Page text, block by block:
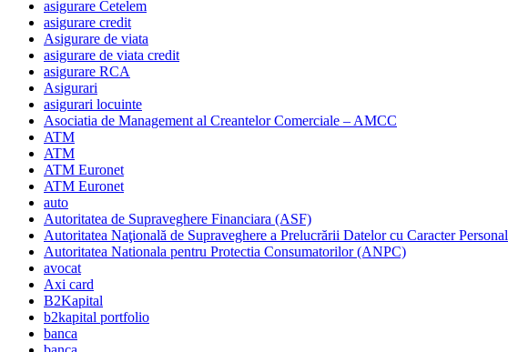
asigurare Cetelem
asigurare credit
Asigurare de viata
asigurare de viata credit
asigurare RCA
Asigurari
asigurari locuinte
Asociatia de Management al Creantelor Comerciale – AMCC
ATM
ATM
ATM Euronet
ATM Euronet
auto
Autoritatea de Supraveghere Financiara (ASF)
Autoritatea Naţională de Supraveghere a Prelucrării Datelor cu Caracter Personal
Autoritatea Nationala pentru Protectia Consumatorilor (ANPC)
avocat
Axi card
B2Kapital
b2kapital portfolio
banca